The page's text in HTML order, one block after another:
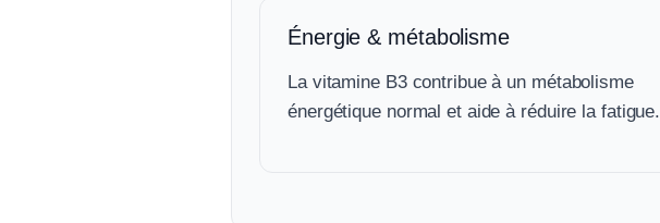
Énergie & métabolisme
La vitamine B3 contribue à un métabolisme
énergétique normal et aide à réduire la fatigue.